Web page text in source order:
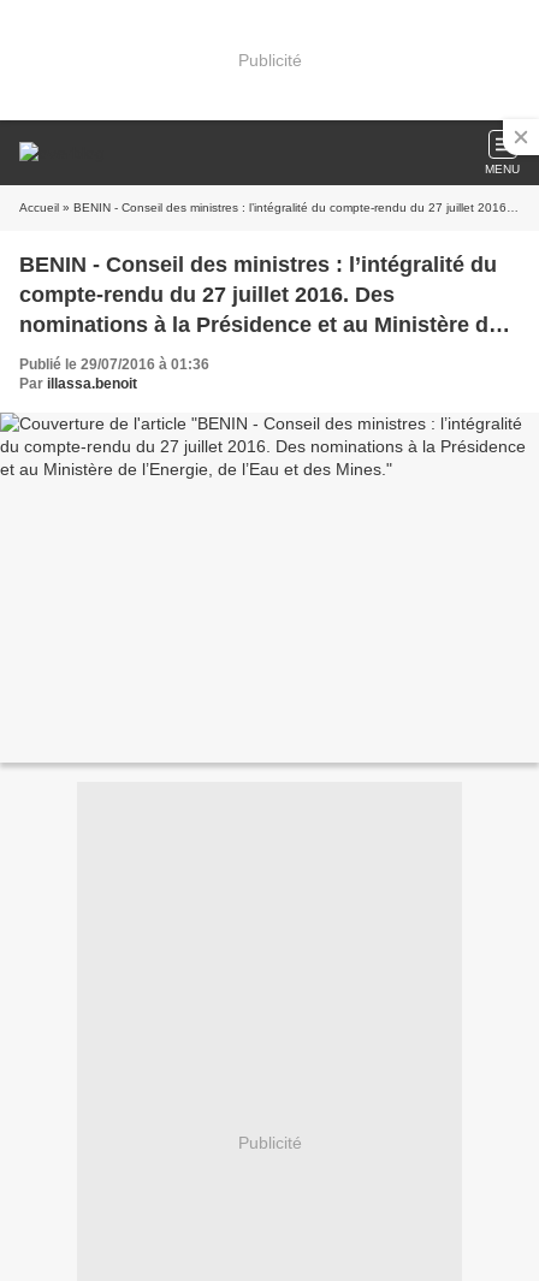
Publicité
MENU
Accueil » BENIN - Conseil des ministres : l’intégralité du compte-rendu du 27 juillet 2016. Des nominations à la Présidence et au Ministère de l’Energie, de l’Eau et des Mines.
BENIN - Conseil des ministres : l’intégralité du
compte-rendu du 27 juillet 2016. Des
nominations à la Présidence et au Ministère de
l’Energie, de l’Eau et des Mines.
Publié le 29/07/2016 à 01:36
Par illassa.benoit
Publicité